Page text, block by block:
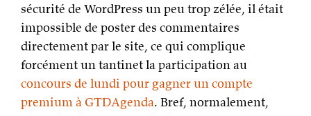
sécurité de WordPress un peu trop zélée, il était
impossible de poster des commentaires
directement par le site, ce qui complique
forcément un tantinet la participation au
concours de lundi pour gagner un compte
premium à GTDAgenda. Bref, normalement,